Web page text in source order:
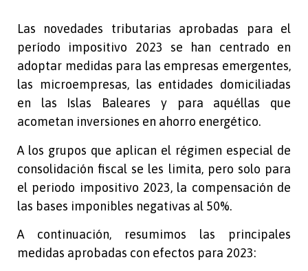
Las novedades tributarias aprobadas para el
período impositivo 2023 se han centrado en
adoptar medidas para las empresas emergentes,
las microempresas, las entidades domiciliadas
en las Islas Baleares y para aquéllas que
acometan inversiones en ahorro energético.
A los grupos que aplican el régimen especial de
consolidación fiscal se les limita, pero solo para
el periodo impositivo 2023, la compensación de
las bases imponibles negativas al 50%.
A continuación, resumimos las principales
medidas aprobadas con efectos para 2023: